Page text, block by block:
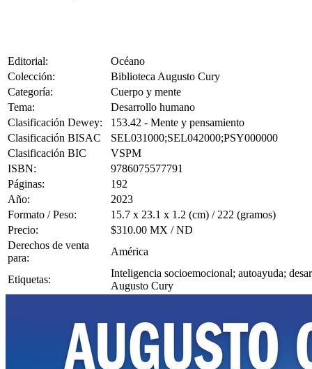
Editorial:
Océano
Colección:
Biblioteca Augusto Cury
Categoría:
Cuerpo y mente
Tema:
Desarrollo humano
Clasificación Dewey:
153.42 - Mente y pensamiento
Clasificación BISAC
SEL031000;SEL042000;PSY000000
Clasificación BIC
VSPM
ISBN:
9786075577791
Páginas:
192
Año:
2023
Formato / Peso:
15.7 x 23.1 x 1.2 (cm) / 222 (gramos)
Precio:
$310.00 MX / ND
Derechos de venta
para:
América
Etiquetas:
Inteligencia socioemocional; autoayuda;
Augusto Cury